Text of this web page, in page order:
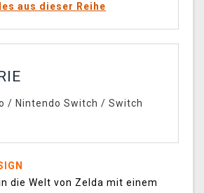
aus dieser Reihe
/ Nintendo Switch / Switch
die Welt von Zelda mit einem